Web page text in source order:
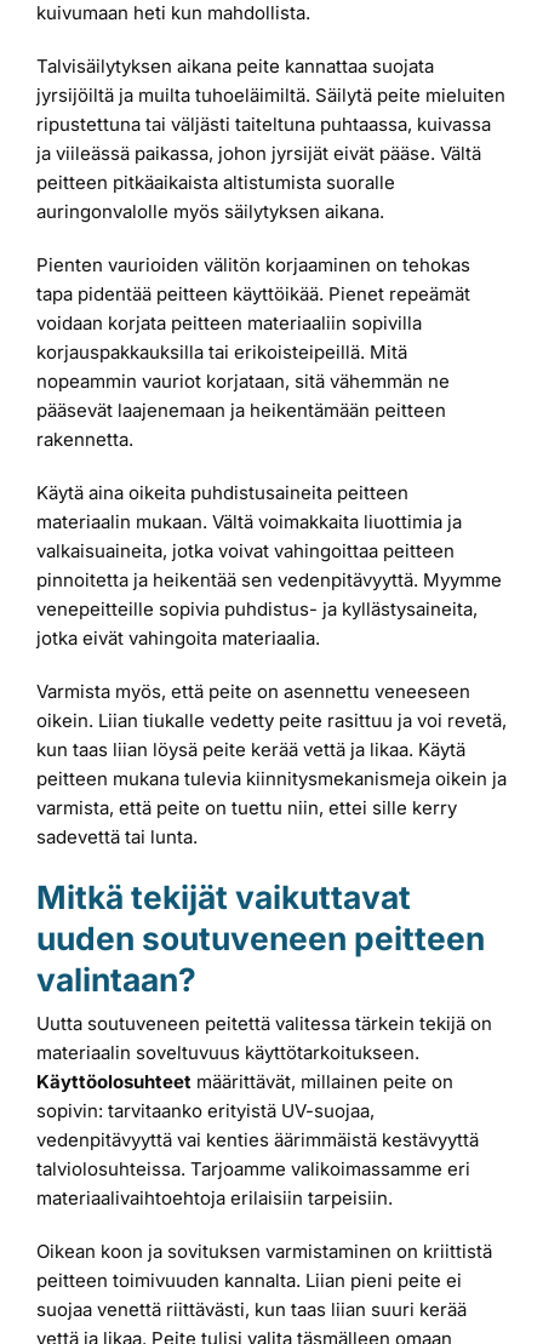
kuivumaan heti kun mahdollista.
Talvisäilytyksen aikana peite kannattaa suojata
jyrsijöiltä ja muilta tuhoeläimiltä. Säilytä peite mieluiten
ripustettuna tai väljästi taiteltuna puhtaassa, kuivassa
ja viileässä paikassa, johon jyrsijät eivät pääse. Vältä
peitteen pitkäaikaista altistumista suoralle
auringonvalolle myös säilytyksen aikana.
Pienten vaurioiden välitön korjaaminen on tehokas
tapa pidentää peitteen käyttöikää. Pienet repeämät
voidaan korjata peitteen materiaaliin sopivilla
korjauspakkauksilla tai erikoisteipeillä. Mitä
nopeammin vauriot korjataan, sitä vähemmän ne
pääsevät laajenemaan ja heikentämään peitteen
rakennetta.
Käytä aina oikeita puhdistusaineita peitteen
materiaalin mukaan. Vältä voimakkaita liuottimia ja
valkaisuaineita, jotka voivat vahingoittaa peitteen
pinnoitetta ja heikentää sen vedenpitävyyttä. Myymme
venepeitteille sopivia puhdistus- ja kyllästysaineita,
jotka eivät vahingoita materiaalia.
Varmista myös, että peite on asennettu veneeseen
oikein. Liian tiukalle vedetty peite rasittuu ja voi revetä,
kun taas liian löysä peite kerää vettä ja likaa. Käytä
peitteen mukana tulevia kiinnitysmekanismeja oikein ja
varmista, että peite on tuettu niin, ettei sille kerry
sadevettä tai lunta.
Mitkä tekijät vaikuttavat
uuden soutuveneen peitteen
valintaan?
Uutta soutuveneen peitettä valitessa tärkein tekijä on
materiaalin soveltuvuus käyttötarkoitukseen.
Käyttöolosuhteet määrittävät, millainen peite on
sopivin: tarvitaanko erityistä UV-suojaa,
vedenpitävyyttä vai kenties äärimmäistä kestävyyttä
talviolosuhteissa. Tarjoamme valikoimassamme eri
materiaalivaihtoehtoja erilaisiin tarpeisiin.
Oikean koon ja sovituksen varmistaminen on kriittistä
peitteen toimivuuden kannalta. Liian pieni peite ei
suojaa venettä riittävästi, kun taas liian suuri kerää
vettä ja likaa. Peite tulisi valita täsmälleen omaan